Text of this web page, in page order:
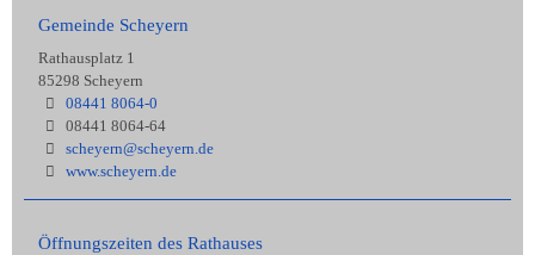
Gemeinde Scheyern
Rathausplatz 1
85298 Scheyern
08441 8064-0
08441 8064-64
scheyern@scheyern.de
www.scheyern.de
Öffnungszeiten des Rathauses